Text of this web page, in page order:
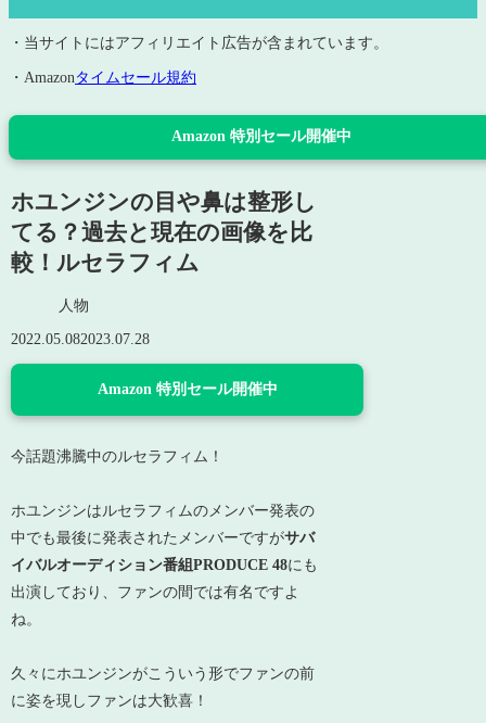
・当サイトにはアフィリエイト広告が含まれています。
・Amazonタイムセール規約
Amazon 特別セール開催中
ホユンジンの目や鼻は整形し
てる？過去と現在の画像を比
較！ルセラフィム
人物
2022.05.082023.07.28
Amazon 特別セール開催中
今話題沸騰中のルセラフィム！
ホユンジンはルセラフィムのメンバー発表の
中でも最後に発表されたメンバーですがサバ
イバルオーディション番組PRODUCE 48にも
出演しており、ファンの間では有名ですよ
ね。
久々にホユンジンがこういう形でファンの前
に姿を現しファンは大歓喜！